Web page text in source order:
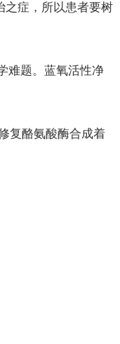
之症，所以患者要树
难题。蓝氧活性净
复酪氨酸酶合成着